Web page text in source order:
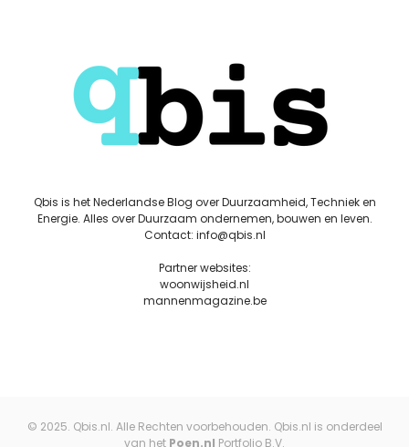
Qbis is het Nederlandse Blog over Duurzaamheid, Techniek en
Energie. Alles over Duurzaam ondernemen, bouwen en leven.
Contact: info@qbis.nl
Partner websites:
woonwijsheid.nl
mannenmagazine.be
© 2025. Qbis.nl. Alle Rechten voorbehouden. Qbis.nl is onderdeel
van het Poen.nl Portfolio B.V.